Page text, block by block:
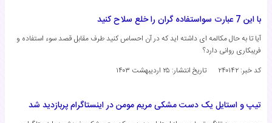
با این 7 عبارت سواستفاده گران را خلع سلاح کنید
آیا تا به حال مکالمه ای داشته اید که در آن احساس کنید طرف مقابل قصد سوء استفاده و
فریبکاری روانی دارد؟
کد خبر: ۲۴۰۱۴۲
تاریخ انتشار: ۲۵ اردیبهشت ۱۴۰۳
تیپ و استایل یک دست مشکی مریم مومن در اینستاگرام پربازدید شد